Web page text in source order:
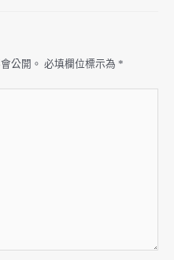
公開。 必填欄位標示為 *